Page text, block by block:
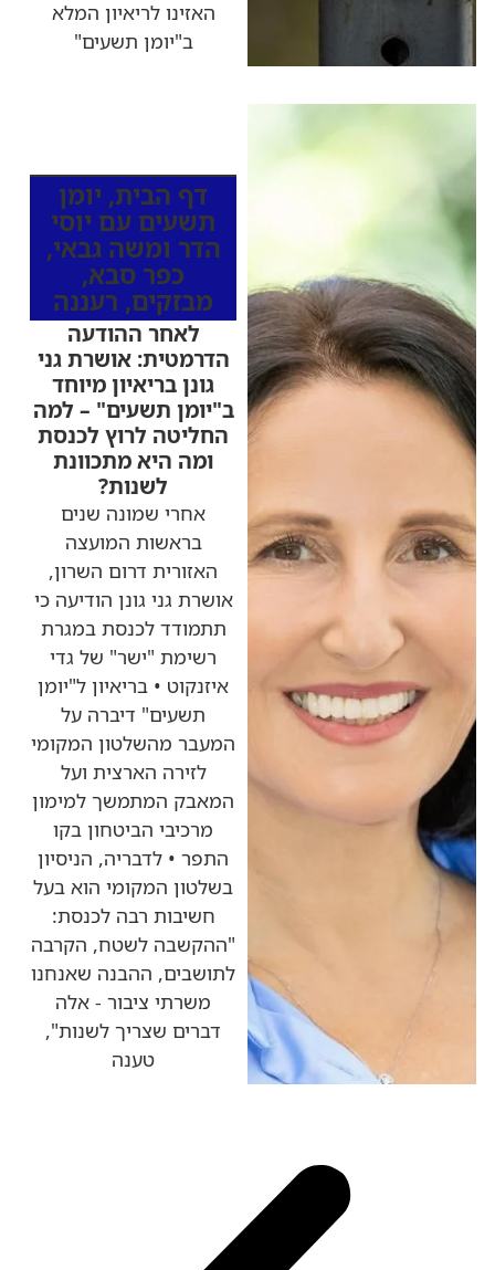
האזינו לריאיון המלא
ב"יומן תשעים"
דף הבית, יומן
תשעים עם יוסי
הדר ומשה גבאי,
כפר סבא,
מבזקים, רעננה
לאחר ההודעה
הדרמטית: אושרת גני
גונן בריאיון מיוחד
ב"יומן תשעים" – למה
החליטה לרוץ לכנסת
ומה היא מתכוונת
לשנות?
אחרי שמונה שנים
בראשות המועצה
האזורית דרום השרון,
אושרת גני גונן הודיעה כי
תתמודד לכנסת במגרת
רשימת "ישר" של גדי
איזנקוט • בריאיון ל"יומן
תשעים" דיברה על
המעבר מהשלטון המקומי
לזירה הארצית ועל
המאבק המתמשך למימון
מרכיבי הביטחון בקו
התפר • לדבריה, הניסיון
בשלטון המקומי הוא בעל
חשיבות רבה לכנסת:
"ההקשבה לשטח, הקרבה
לתושבים, ההבנה שאנחנו
משרתי ציבור - אלה
דברים שצריך לשנות",
טענה